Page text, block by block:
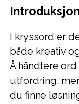
Introduksjon
I kryssord er
både kreativ
Å håndtere
utfordring,
du finne